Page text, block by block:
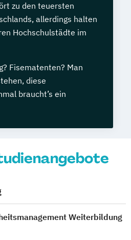
zu den teuersten
allerdings halten
Hochschulstädte im
Fisematenten? Man
diese
braucht’s ein
Weiterbildung